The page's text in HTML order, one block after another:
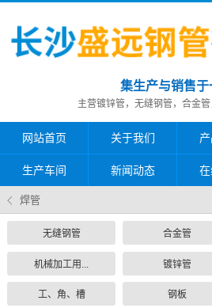
集生产与销售于
主营镀锌管，无缝钢管，合金
网站首页 关于我们
生产车间 新闻动态
焊管
无缝钢管 合金管
机械加工用... 镀锌管
工、角、槽 钢板